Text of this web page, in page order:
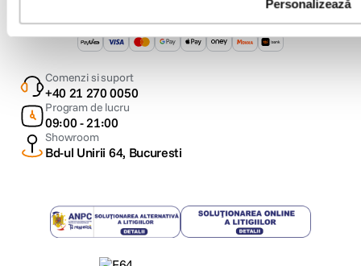
Personalizează
Comenzi si suport
+40 21 270 0050
Program de lucru
09:00 - 21:00
Showroom
Bd-ul Unirii 64, Bucuresti